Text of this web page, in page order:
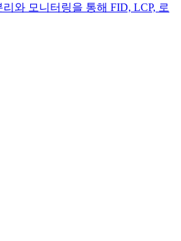
와 모니터링을 통해 FID, LCP, 로